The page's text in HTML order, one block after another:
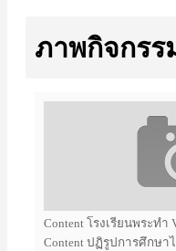
ภาพกิจกร
Content โรงเรียนพระทำ
Content ปฏิรูปการศึกษา